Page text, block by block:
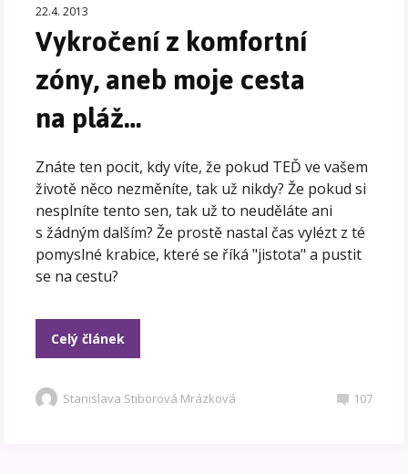
22.4. 2013
Vykročení z komfortní
zóny, aneb moje cesta
na pláž…
Znáte ten pocit, kdy víte, že pokud TEĎ ve vašem
životě něco nezměníte, tak už nikdy? Že pokud si
nesplníte tento sen, tak už to neuděláte ani
s žádným dalším? Že prostě nastal čas vylézt z té
pomyslné krabice, které se říká "jistota" a pustit
se na cestu?
Celý článek
Stanislava Stiborová Mrázková 107